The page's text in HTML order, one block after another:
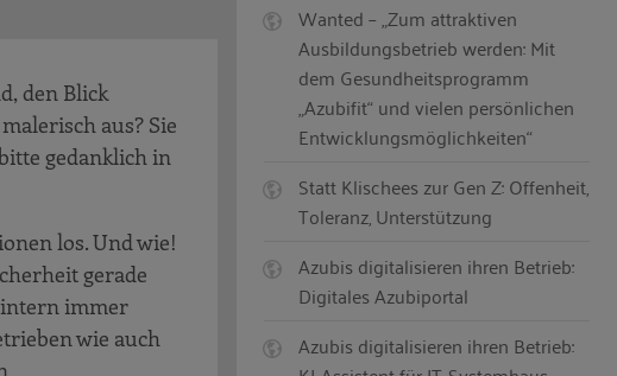
den Blick
aus? Sie
gedanklich in
los. Und wie!
gerade
intern immer
wie auch
Wanted – „Zum attraktiven
Ausbildungsbetrieb werden: Mit
dem Gesundheitsprogramm
„Azubifit“ und vielen persönlichen
Entwicklungsmöglichkeiten“
Statt Klischees zur Gen Z: Offenheit,
Toleranz, Unterstützung
Azubis digitalisieren ihren Betrieb:
Digitales Azubiportal
Azubis digitalisieren ihren Betrieb: